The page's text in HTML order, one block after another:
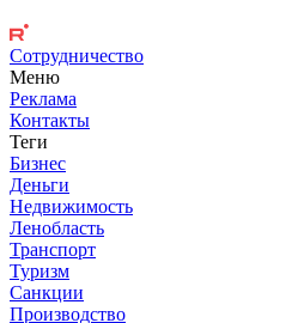
Сотрудничество
Меню
Реклама
Контакты
Теги
Бизнес
Деньги
Недвижимость
Ленобласть
Транспорт
Туризм
Санкции
Производство